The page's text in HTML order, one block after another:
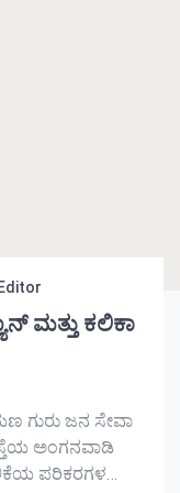
ಮತ್ತು ಕಲಿಕಾ
ಗುರು ಜನ ಸೇವಾ
ಅಂಗನವಾಡಿ
ಪರಿಕರಗಳ